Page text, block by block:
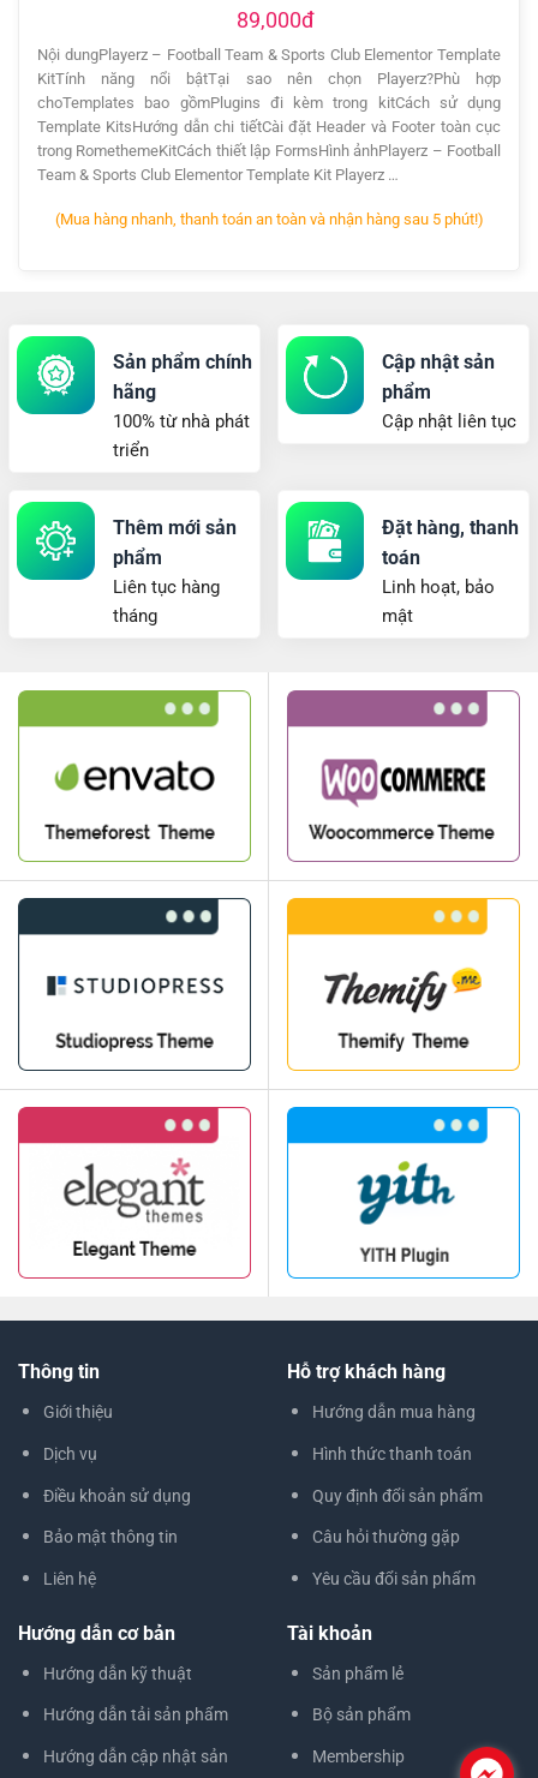
89,000đ
Nội dungPlayerz – Football Team & Sports Club Elementor Template
KitTính năng nổi bậtTại sao nên chọn Playerz?Phù hợp
choTemplates bao gồmPlugins đi kèm trong kitCách sử dụng
Template KitsHướng dẫn chi tiếtCài đặt Header và Footer toàn cục
trong RomethemeKitCách thiết lập FormsHình ảnhPlayerz – Football
Team & Sports Club Elementor Template Kit Playerz …
(Mua hàng nhanh, thanh toán an toàn và nhận hàng sau 5 phút!)
Sản phẩm chính
hãng
100% từ nhà phát
triển
Cập nhật sản
phẩm
Cập nhật liên tục
Thêm mới sản
phẩm
Liên tục hàng
tháng
Đặt hàng, thanh
toán
Linh hoạt, bảo
mật
Thông tin
Giới thiệu
Dịch vụ
Điều khoản sử dụng
Bảo mật thông tin
Liên hệ
Hỗ trợ khách hàng
Hướng dẫn mua hàng
Hình thức thanh toán
Quy định đổi sản phẩm
Câu hỏi thường gặp
Yêu cầu đổi sản phẩm
Hướng dẫn cơ bản
Hướng dẫn kỹ thuật
Hướng dẫn tải sản phẩm
Hướng dẫn cập nhật sản
Tài khoản
Sản phẩm lẻ
Bộ sản phẩm
Membership